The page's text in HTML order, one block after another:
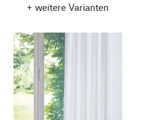
+ weitere Varianten